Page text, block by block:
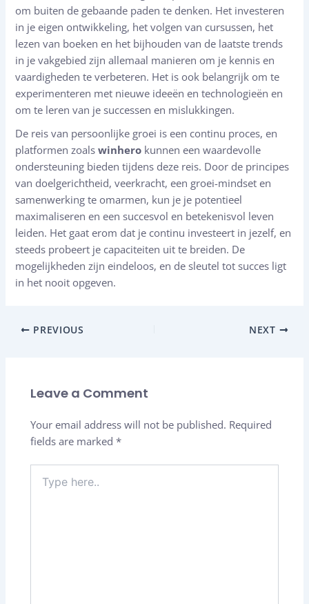
om buiten de gebaande paden te denken. Het investeren
in je eigen ontwikkeling, het volgen van cursussen, het
lezen van boeken en het bijhouden van de laatste trends
in je vakgebied zijn allemaal manieren om je kennis en
vaardigheden te verbeteren. Het is ook belangrijk om te
experimenteren met nieuwe ideeën en technologieën en
om te leren van je successen en mislukkingen.
De reis van persoonlijke groei is een continu proces, en
platformen zoalswinhero kunnen een waardevolle
ondersteuning bieden tijdens deze reis. Door de principes
van doelgerichtheid, veerkracht, een groei-mindset en
samenwerking te omarmen, kun je je potentieel
maximaliseren en een succesvol en betekenisvol leven
leiden. Het gaat erom dat je continu investeert in jezelf, en
steeds probeert je capaciteiten uit te breiden. De
mogelijkheden zijn eindeloos, en de sleutel tot succes ligt
in het nooit opgeven.
PREVIOUS NEXT
Leave a Comment
Your email address will not be published. Required
fields are marked*
here..